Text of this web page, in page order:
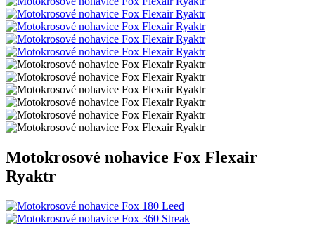
Motokrosové nohavice Fox Flexair
Ryaktr